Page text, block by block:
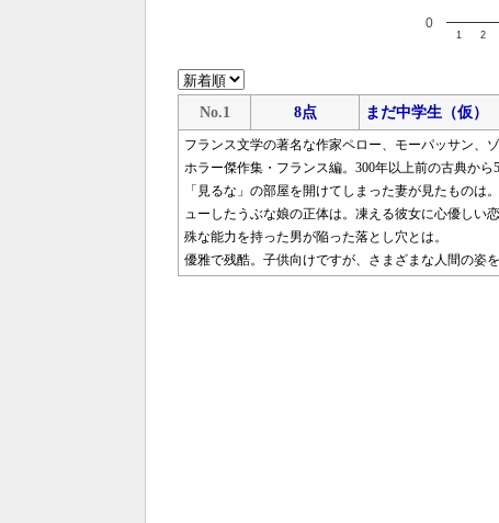
1 2
0
No.1 8点 まだ中学生（仮）
フランス文学の著名な作家ペロー、モーパッサン、
ホラー傑作集・フランス編。300年以上前の古典から
「見るな」の部屋を開けてしまった妻が見たもの
ューしたうぶな娘の正体は。凍える彼女に心優しい
殊な能力を持った男が陥った落とし穴とは。
優雅で残酷。子供向けですが、さまざまな人間の姿